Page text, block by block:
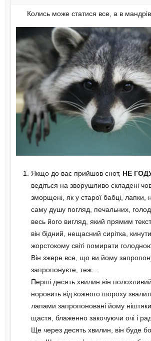
Колись може статися все, а в
Якщо до вас прийшов єнот, НЕ
ведіться на зворушливо складені
зморщені, як у старої бабці,
саму душу погляд, печальних,
весь його вигляд, який прямим
він бідний, нещасний сирітка,
жорстокому світі помирати
Він зжере все, що ви йому
запропонуєте, теж…
Перші десять хвилин він
норовить від кожного шороху
лапами запропоновані йому
щастя, блаженно закочуючи очі і
Ще через десять хвилин, він буде